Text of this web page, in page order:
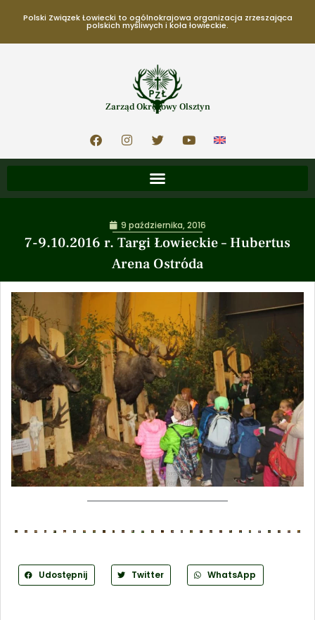
Polski Związek Łowiecki to ogólnokrajowa organizacja zrzeszająca
polskich myśliwych i koła łowieckie.
Zarząd Okręgowy Olsztyn
7-9.10.2016 r. Targi Łowieckie – Hubertus
Arena Ostróda
9 października, 2016
Udostępnij Twitter WhatsApp